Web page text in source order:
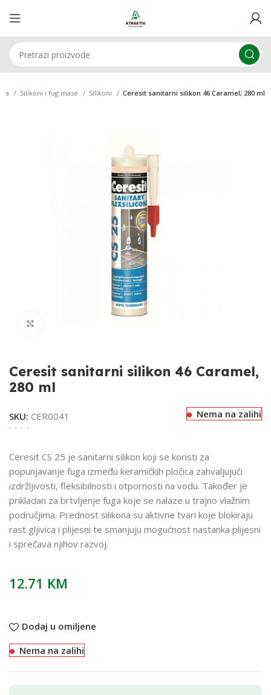
Silikoni i fug mase Silikoni Ceresit sanitarni silikon 46 Caramel, 280 ml
Ceresit sanitarni silikon 46 Caramel,
280 ml
SKU:CER0041 Nema na zalihi
Ceresit CS 25 je sanitarni silikon koji se koristi za
popunjavanje fuga između keramičkih pločica zahvaljujući
izdržljivosti, fleksibilnosti i otpornosti na vodu. Također je
prikladan za brtvljenje fuga koje se nalaze u trajno vlažnim
područjima. Prednost silikona su aktivne tvari koje blokiraju
rast gljivica i plijesni te smanjuju mogućnost nastanka plijesni
i sprečava njihov razvoj.
12.71 KM
Dodaj u omiljene
Nema na zalihi